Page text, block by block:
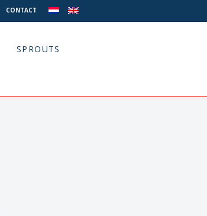
CONTACT
SPROUTS